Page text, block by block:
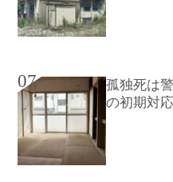
07
孤独死は
の初期対